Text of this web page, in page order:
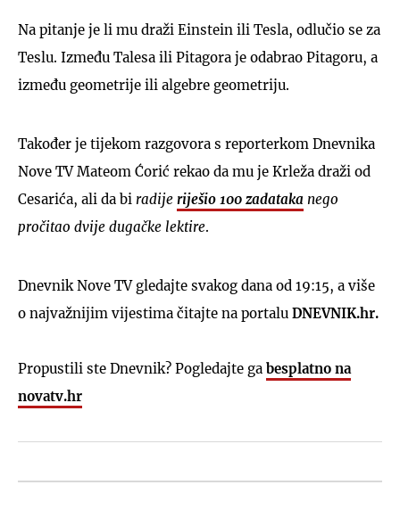
Na pitanje je li mu draži Einstein ili Tesla, odlučio se za
Teslu. Između Talesa ili Pitagora je odabrao Pitagoru, a
između geometrije ili algebre geometriju.
Također je tijekom razgovora s reporterkom Dnevnika
Nove TV Mateom Ćorić rekao da mu je Krleža draži od
Cesarića, ali da bi radije riješio 100 zadataka nego
pročitao dvije dugačke lektire.
Dnevnik Nove TV gledajte svakog dana od 19:15, a više
o najvažnijim vijestima čitajte na portalu DNEVNIK.hr.
Propustili ste Dnevnik? Pogledajte ga besplatno na
novatv.hr